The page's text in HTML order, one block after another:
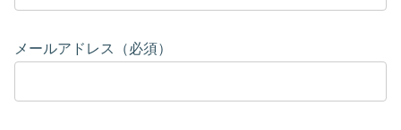
メールアドレス（必須）